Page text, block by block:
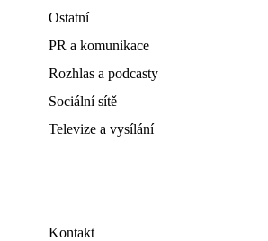
Ostatní
PR a komunikace
Rozhlas a podcasty
Sociální sítě
Televize a vysílání
Kontakt